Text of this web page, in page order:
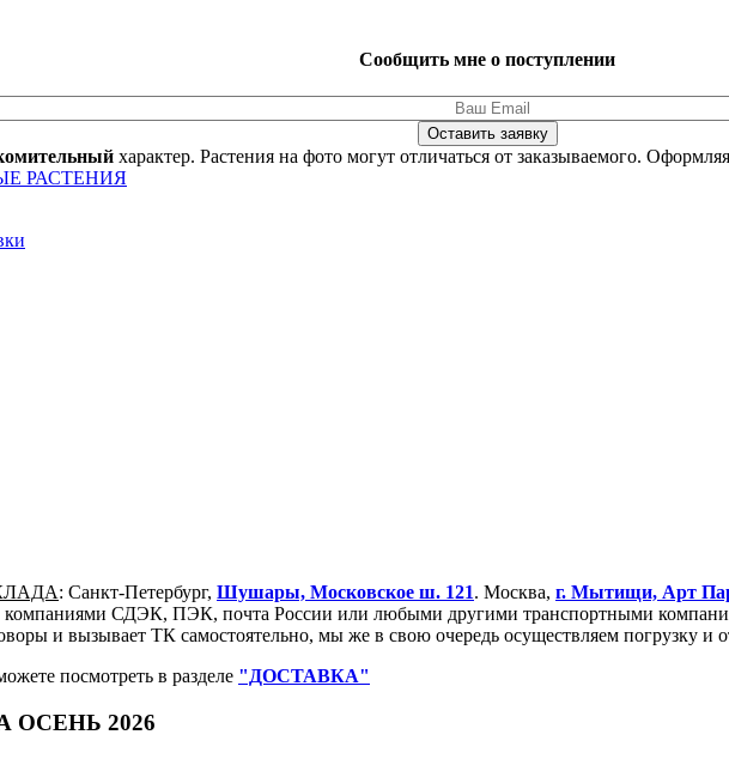
Сообщить мне о поступлении
Оставить заявку
характер. Растения на фото могут отличаться от заказываемого. Оформляя
РАСТЕНИЯ
: Санкт-Петербург, Шушары, Московское ш. 121. Москва, г. Мытищи, Арт
СДЭК, ПЭК, почта России или любыми другими транспортными
и вызывает ТК самостоятельно, мы же в свою очередь осуществляем погрузку и
посмотреть в разделе "ДОСТАВКА"
ОСЕНЬ 2026